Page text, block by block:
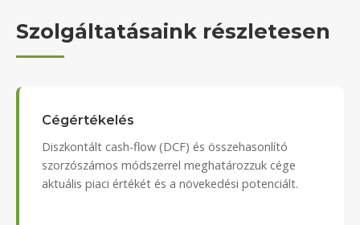
Szolgáltatásaink részletesen
Cégértékelés
Diszkontált cash-flow (DCF) és összehasonlító
szorzószámos módszerrel meghatározzuk cége
aktuális piaci értékét és a növekedési potenciált.